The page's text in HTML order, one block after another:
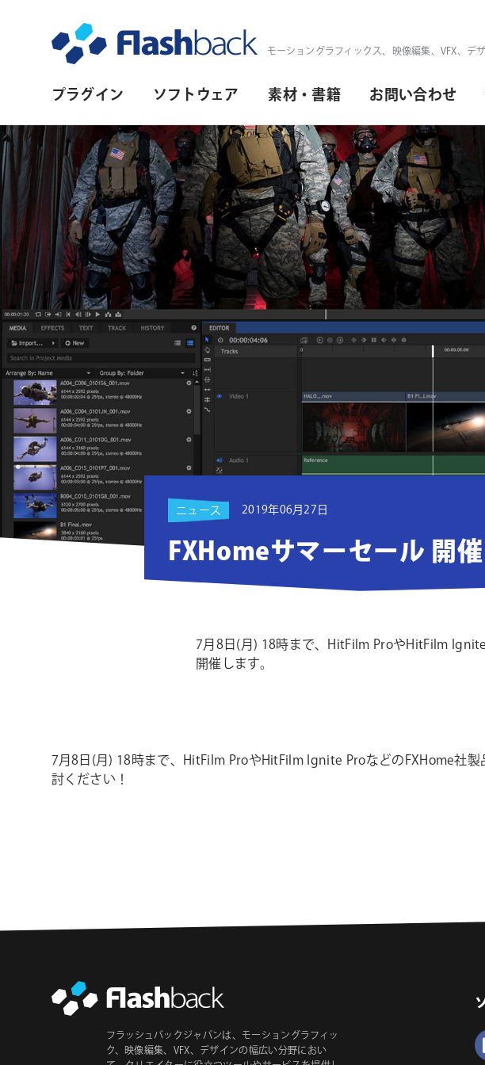
モーショングラフィックス、映像編集、VFX、デ
プ
イ
マ
リ・
ナ
ビ
ゲ
ー
シ
ョ
ン
プラグイン ソフトウェア 素材・書籍 お問い合わせ
ニュース 2019年06月27日
FXHomeサマーセール 開催
7月8日(月) 18時まで、HitFilm ProやHitFilm
開催します。
7月8日(月) 18時まで、HitFilm ProやHitFilm Ignite ProなどのFXHome社
討ください！
フラッシュバックジャパンは、モーショングラフィッ
ク、映像編集、VFX、デザインの幅広い分野におい